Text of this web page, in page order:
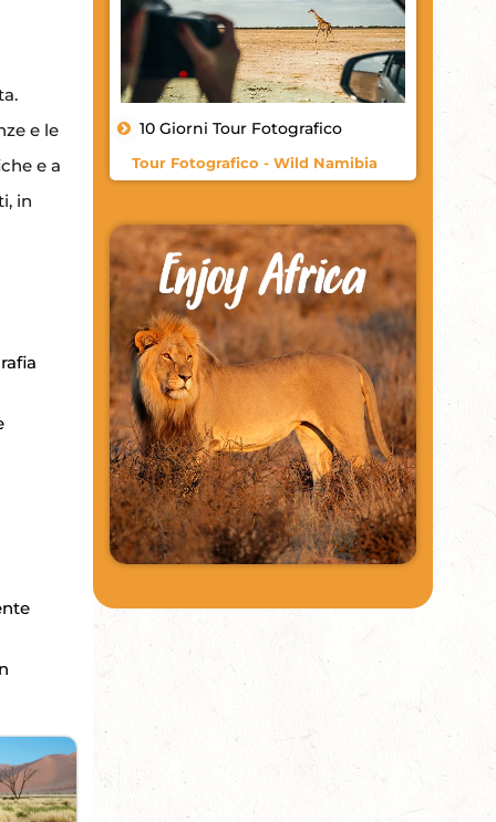
e le
e a
in
10 Giorni Tour Fotografico
Tour Fotografico - Wild Namibia